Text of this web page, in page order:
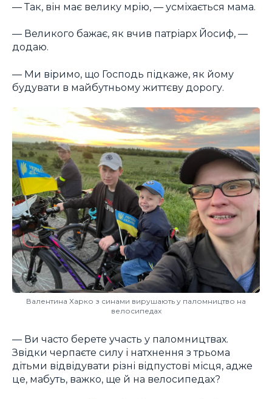
— Так, він має велику мрію, — усміхається мама.
— Великого бажає, як вчив патріарх Йосиф, —
додаю.
— Ми віримо, що Господь підкаже, як йому
будувати в майбутньому життєву дорогу.
Валентина Харко з синами вирушають у паломництво на
велосипедах
— Ви часто берете участь у паломництвах.
Звідки черпаєте силу і натхнення з трьома
дітьми відвідувати різні відпустові місця, адже
це, мабуть, важко, ще й на велосипедах?